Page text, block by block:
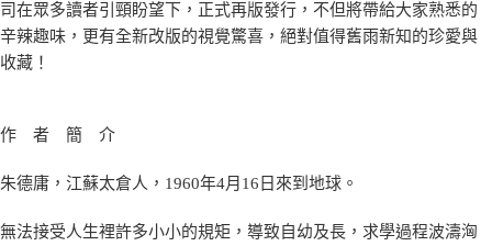
司在眾多讀者引頸盼望下，正式再版發行，不但將帶給大家熟悉的
辛辣趣味，更有全新改版的視覺驚喜，絕對值得舊雨新知的珍愛與
收藏！
作 者 簡 介
朱德庸，江蘇太倉人，1960年4月16日來到地球。
無法接受人生裡許多小小的規矩，導致自幼及長，求學過程波濤洶